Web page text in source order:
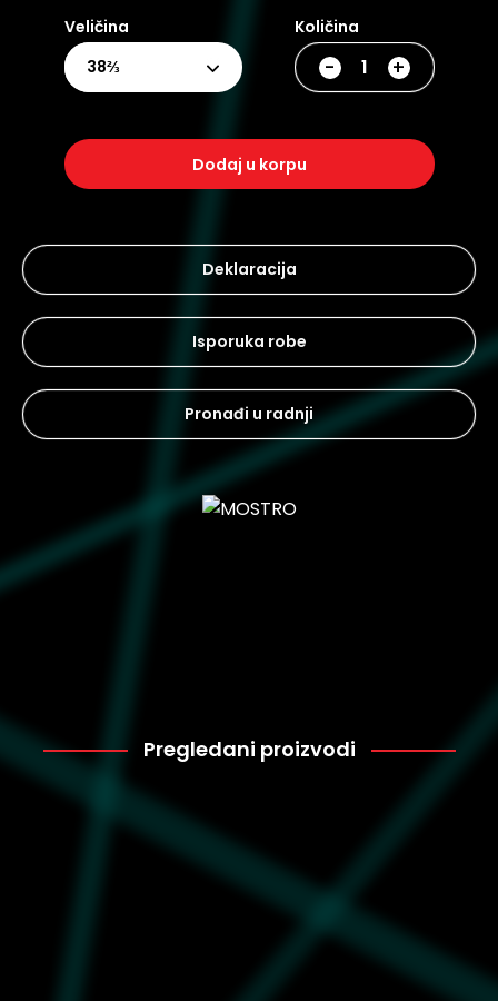
Veličina
38⅔
Količina
- +
dodaj u korpu
Deklaracija
Isporuka robe
Pronađi u radnji
Pregledani proizvodi